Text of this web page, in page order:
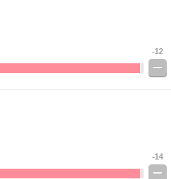
-12
-14